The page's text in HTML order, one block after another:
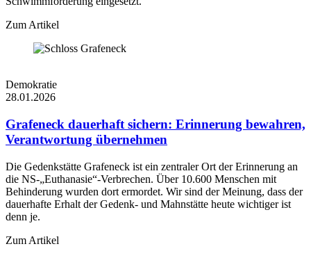
Zum Artikel
Demokratie
28.01.2026
Grafeneck dauerhaft sichern: Erinnerung bewahren,
Verantwortung übernehmen
Die Gedenkstätte Grafeneck ist ein zentraler Ort der Erinnerung an
die NS-„Euthanasie“-Verbrechen. Über 10.600 Menschen mit
Behinderung wurden dort ermordet. Wir sind der Meinung, dass der
dauerhafte Erhalt der Gedenk- und Mahnstätte heute wichtiger ist
denn je.
Zum Artikel